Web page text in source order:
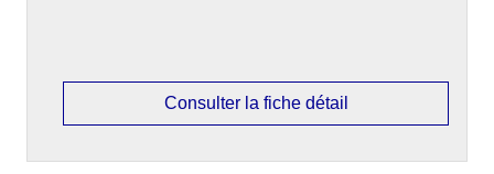
Consulter la fiche détail